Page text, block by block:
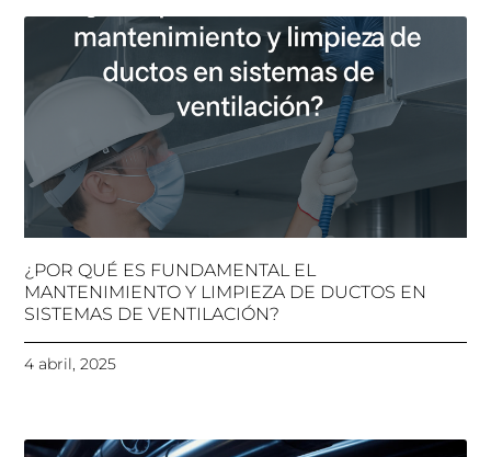
¿POR QUÉ ES FUNDAMENTAL EL
MANTENIMIENTO Y LIMPIEZA DE DUCTOS EN
SISTEMAS DE VENTILACIÓN?
4 abril, 2025